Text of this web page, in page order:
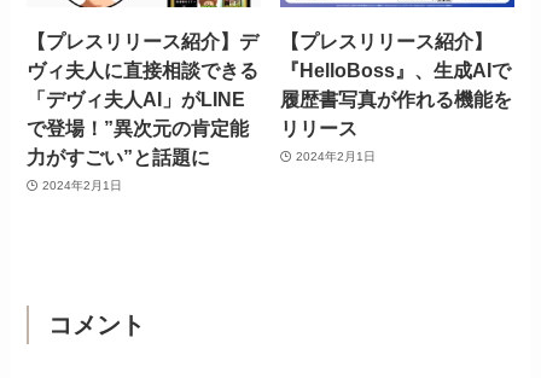
【プレスリリース紹介】デ
ヴィ夫人に直接相談できる
「デヴィ夫人AI」がLINE
で登場！”異次元の肯定能
力がすごい”と話題に
2024年2月1日
【プレスリリース紹介】
『HelloBoss』、生成AIで
履歴書写真が作れる機能を
リリース
2024年2月1日
コメント